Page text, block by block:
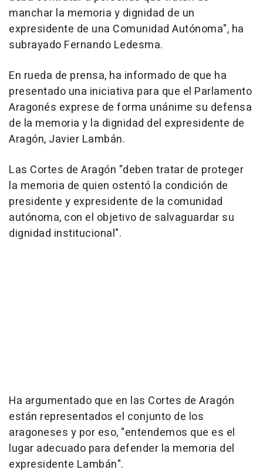
manchar la memoria y dignidad de un
expresidente de una Comunidad Autónoma", ha
subrayado Fernando Ledesma.
En rueda de prensa, ha informado de que ha
presentado una iniciativa para que el Parlamento
Aragonés exprese de forma unánime su defensa
de la memoria y la dignidad del expresidente de
Aragón, Javier Lambán.
Las Cortes de Aragón "deben tratar de proteger
la memoria de quien ostentó la condición de
presidente y expresidente de la comunidad
autónoma, con el objetivo de salvaguardar su
dignidad institucional".
Ha argumentado que en las Cortes de Aragón
están representados el conjunto de los
aragoneses y por eso, "entendemos que es el
lugar adecuado para defender la memoria del
expresidente Lambán".